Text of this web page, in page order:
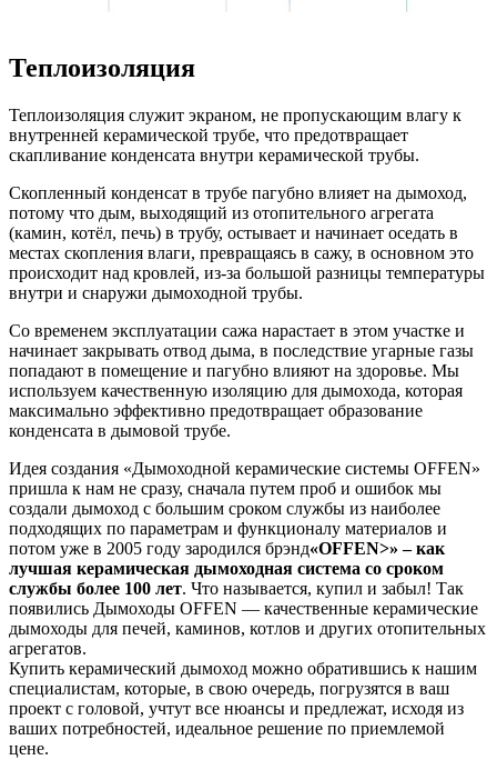
Теплоизоляция
Теплоизоляция служит экраном, не пропускающим влагу к
внутренней керамической трубе, что предотвращает
скапливание конденсата внутри керамической трубы.
Скопленный конденсат в трубе пагубно влияет на дымоход,
потому что дым, выходящий из отопительного агрегата
(камин, котёл, печь) в трубу, остывает и начинает оседать в
местах скопления влаги, превращаясь в сажу, в основном это
происходит над кровлей, из-за большой разницы температуры
внутри и снаружи дымоходной трубы.
Со временем эксплуатации сажа нарастает в этом участке и
начинает закрывать отвод дыма, в последствие угарные газы
попадают в помещение и пагубно влияют на здоровье. Мы
используем качественную изоляцию для дымохода, которая
максимально эффективно предотвращает образование
конденсата в дымовой трубе.
Идея создания «Дымоходной керамические системы OFFEN»
пришла к нам не сразу, сначала путем проб и ошибок мы
создали дымоход с большим сроком службы из наиболее
подходящих по параметрам и функционалу материалов и
потом уже в 2005 году зародился брэнд«OFFEN>» – как
лучшая керамическая дымоходная система со сроком
службы более 100 лет. Что называется, купил и забыл! Так
появились Дымоходы OFFEN — качественные керамические
дымоходы для печей, каминов, котлов и других отопительных
агрегатов.
Купить керамический дымоход можно обратившись к нашим
специалистам, которые, в свою очередь, погрузятся в ваш
проект с головой, учтут все нюансы и предлежат, исходя из
ваших потребностей, идеальное решение по приемлемой
цене.